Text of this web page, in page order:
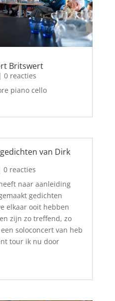
Britswert
| 0 reacties
piano cello
van Dirk
0 reacties
naar aanleiding
gedichten
elkaar ooit hebben
zijn zo treffend, zo
soloconcert van heb
tour ik nu door